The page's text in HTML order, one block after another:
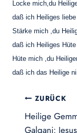
Locke mich,du
daß ich Heiliges liebe
Stärke mich ,du
daß ich Heiliges Hüte
Hüte mich ,du
daß ich das Heilige
ZURÜCK
Heilige
Galgani: